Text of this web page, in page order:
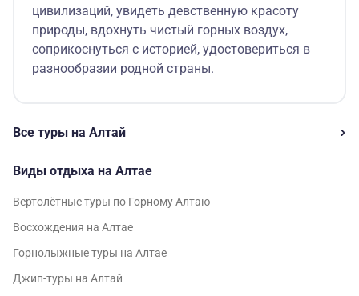
цивилизаций, увидеть девственную красоту
природы, вдохнуть чистый горных воздух,
соприкоснуться с историей, удостовериться в
разнообразии родной страны.
Все туры на Алтай
Виды отдыха на Алтае
Вертолётные туры по Горному Алтаю
Восхождения на Алтае
Горнолыжные туры на Алтае
Джип-туры на Алтай